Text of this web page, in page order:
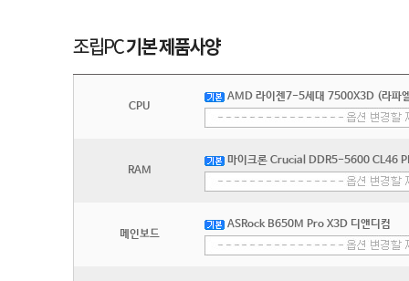
CPU
AMD 라이젠7-5세대 7500X3D (라파
RAM
마이크론 Crucial DDR5-5600 CL46
메인보드
ASRock B650M Pro X3D 디앤디컴